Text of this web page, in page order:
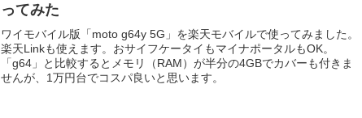
ってみた
ワイモバイル版「moto g64y 5G」を楽天モバイルで使ってみました。
楽天Linkも使えます。おサイフケータイもマイナポータルもOK。
「g64」と比較するとメモリ（RAM）が半分の4GBでカバーも付きま
せんが、1万円台でコスパ良いと思います。